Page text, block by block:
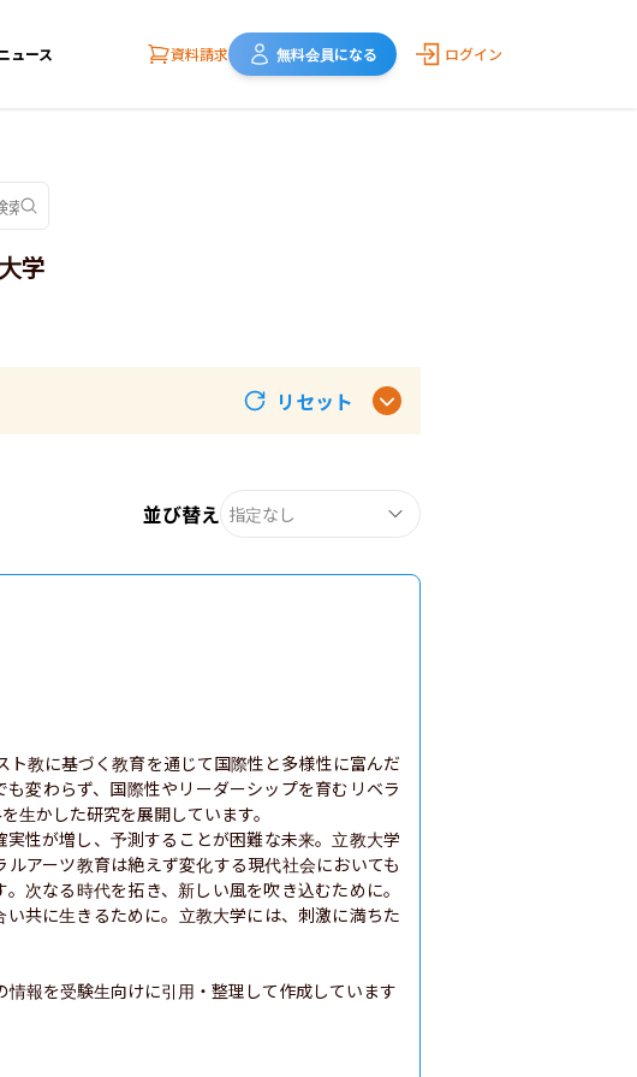
ュース 資料請求 無料会員になる ログイン
学
リセット
並び替え 指定なし
教に基づく教育を通じて国際性と多様性に富んだ
変わらず、国際性やリーダーシップを育むリベラ
生かした研究を展開しています。
性が増し、予測することが困難な未来。立教大学
アーツ教育は絶えず変化する現代社会においても
次なる時代を拓き、新しい風を吹き込むために。
共に生きるために。立教大学には、刺激に満ちた
報を受験生向けに引用・整理して作成しています